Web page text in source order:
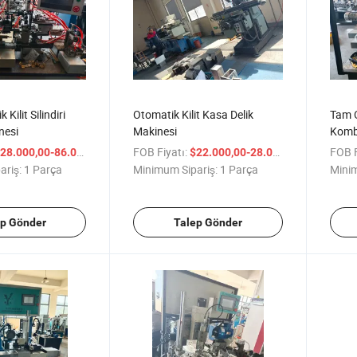
Kilit Silindiri
86.000,00
/ Parça
1 Parça
Gönder
Otomatik Kilit Kasa Delik
Makinesi
FOB Fiyatı: $22.000,00-28.000,00
/ Parça
Minimum Sipariş: 1 Parça
Talep Gönder
Tam
FOB